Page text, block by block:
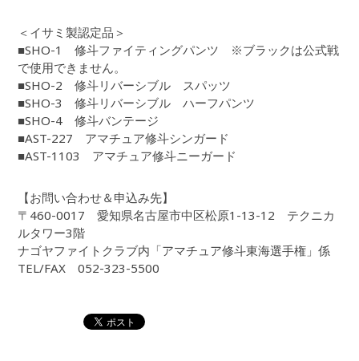
＜イサミ製認定品＞
■SHO-1 修斗ファイティングパンツ ※ブラックは公式戦
で使用できません。
■SHO-2 修斗リバーシブル スパッツ
■SHO-3 修斗リバーシブル ハーフパンツ
■SHO-4 修斗バンテージ
■AST-227 アマチュア修斗シンガード
■AST-1103 アマチュア修斗ニーガード
【お問い合わせ＆申込み先】
〒460-0017 愛知県名古屋市中区松原1-13-12 テクニカ
ルタワー3階
ナゴヤファイトクラブ内「アマチュア修斗東海選手権」係
TEL/FAX 052-323-5500